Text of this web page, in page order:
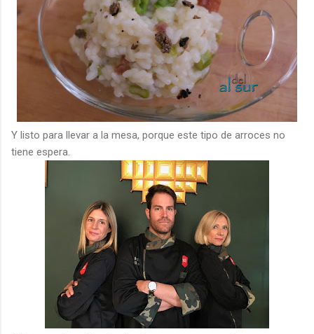
Y listo para llevar a la mesa, porque este tipo de arroces no
tiene espera.